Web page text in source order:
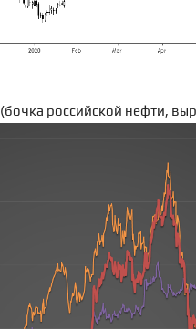
(бочка российской нефти,